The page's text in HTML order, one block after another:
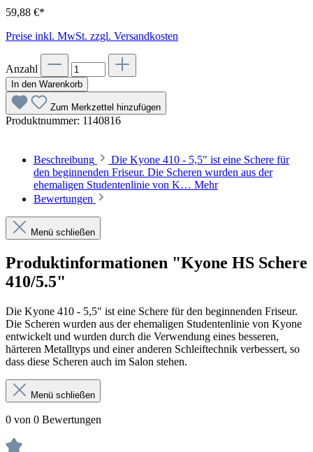
59,88 €*
Preise inkl. MwSt. zzgl. Versandkosten
Anzahl
In den Warenkorb
Zum Merkzettel hinzufügen
Produktnummer: 1140816
Beschreibung
Die Kyone 410 - 5,5" ist eine Schere für
den beginnenden Friseur. Die Scheren wurden aus der
ehemaligen Studentenlinie von K… Mehr
Bewertungen
Menü schließen
Produktinformationen "Kyone HS Schere
410/5.5"
Die Kyone 410 - 5,5" ist eine Schere für den beginnenden Friseur.
Die Scheren wurden aus der ehemaligen Studentenlinie von Kyone
entwickelt und wurden durch die Verwendung eines besseren,
härteren Metalltyps und einer anderen Schleiftechnik verbessert, so
dass diese Scheren auch im Salon stehen.
Menü schließen
0 von 0 Bewertungen